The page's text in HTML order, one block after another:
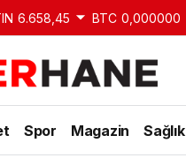
6.658,45 BTC 0,000000
Spor Magazin Sağlık